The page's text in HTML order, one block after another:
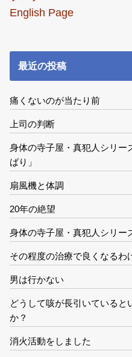
English Page
最近の投稿
痛くないのが当たり前
上司の判断
身体の寺子屋・真犯人シリー
ばり」
扇風機と体調
20年の絶望
身体の寺子屋・真犯人シリー
その程度の治療で良くなるわ
男は行かない
どうして咳が長引いていると
か？
消火活動をしました